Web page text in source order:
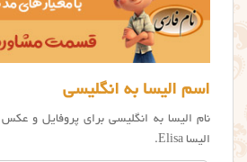
اسم الیسا به انگلیسی
نام الیسا به انگلیسی برای پروفایل و
الیسا Elisa.